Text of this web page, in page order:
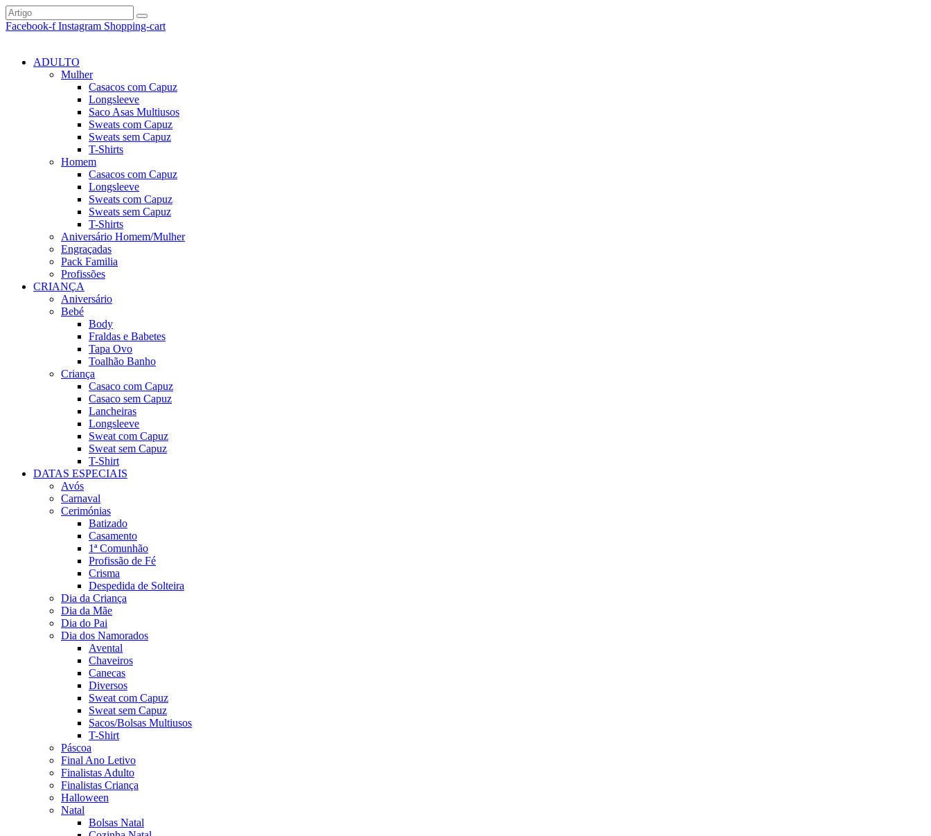
Facebook-f Instagram Shopping-cart
ADULTO
Mulher
Casacos com Capuz
Longsleeve
Saco Asas Multiusos
Sweats com Capuz
Sweats sem Capuz
T-Shirts
Homem
Casacos com Capuz
Longsleeve
Sweats com Capuz
Sweats sem Capuz
T-Shirts
Aniversário Homem/Mulher
Engraçadas
Pack Familia
Profissões
CRIANÇA
Aniversário
Bebé
Body
Fraldas e Babetes
Tapa Ovo
Toalhão Banho
Criança
Casaco com Capuz
Casaco sem Capuz
Lancheiras
Longsleeve
Sweat com Capuz
Sweat sem Capuz
T-Shirt
DATAS ESPECIAIS
Avós
Carnaval
Cerimónias
Batizado
Casamento
1ª Comunhão
Profissão de Fé
Crisma
Despedida de Solteira
Dia da Criança
Dia da Mãe
Dia do Pai
Dia dos Namorados
Avental
Chaveiros
Canecas
Diversos
Sweat com Capuz
Sweat sem Capuz
Sacos/Bolsas Multiusos
T-Shirt
Páscoa
Final Ano Letivo
Finalistas Adulto
Finalistas Criança
Halloween
Natal
Bolsas Natal